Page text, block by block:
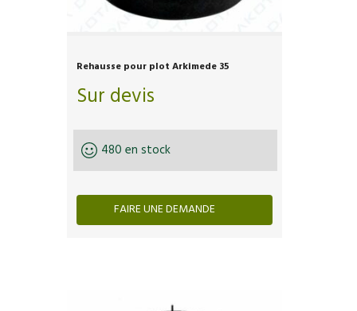
Rehausse pour plot Arkimede 35
Sur devis
480 en stock
FAIRE UNE DEMANDE